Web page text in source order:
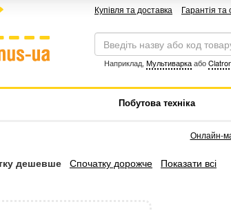
Купівля та доставка Гарантія та
Наприклад, Мультиваркаабо
Побутова техніка
Онлайн-
дешевше Спочатку дорожче Показати всі